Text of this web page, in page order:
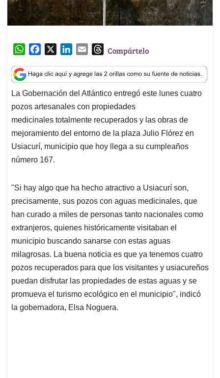
W
a
t
s
A
p
p
c
e
b
o
o
k
n
k
e
d
I
n
a
i
l
T
r
e
a
d
s
Compártelo
La Gobernación del Atlántico entregó este lunes cuatro
pozos artesanales con propiedades
medicinales totalmente recuperados y las obras de
mejoramiento del entorno de la plaza Julio Flórez en
Usiacurí, municipio que hoy llega a su cumpleaños
número 167.
"Si hay algo que ha hecho atractivo a Usiacurí son,
precisamente, sus pozos con aguas medicinales, que
han curado a miles de personas tanto nacionales como
extranjeros, quienes históricamente visitaban el
municipio buscando sanarse con estas aguas
milagrosas. La buena noticia es que ya tenemos cuatro
pozos recuperados para que los visitantes y usiacureños
puedan disfrutar las propiedades de estas aguas y se
promueva el turismo ecológico en el municipio", indicó
la gobernadora, Elsa Noguera.